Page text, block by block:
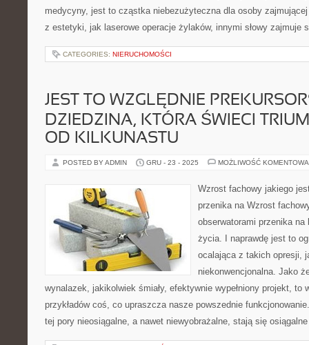
medycyny, jest to cząstka niebezużyteczna dla osoby
z estetyki, jak laserowe operacje żylaków, innymi słowy zajmuje
CATEGORIES: NIERUCHOMOŚCI
JEST TO WZGLĘDNIE
DZIEDZINA, KTÓRA ŚWIECI
OD KILKUNASTU
POSTED BY ADMIN GRU - 23 - 2025 MOŻLIWOŚĆ
Wzrost fachowy jakiego
przenika na Wzrost
obserwatorami przenika na
życia. I naprawdę jest to
ocalająca z takich opresji,
niekonwencjonalna. Jako
wynalazek, jakikolwiek śmiały, efektywnie wypełniony projekt, to
przykładów coś, co upraszcza nasze powszednie
tej pory nieosiągalne, a nawet niewyobrażalne, stają się